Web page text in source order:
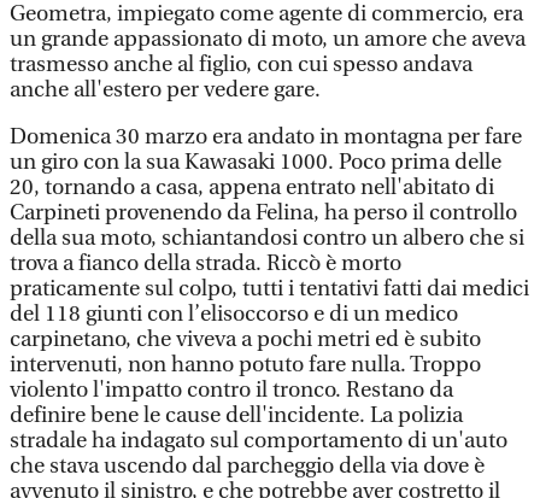
Geometra, impiegato come agente di commercio, era
un grande appassionato di moto, un amore che aveva
trasmesso anche al figlio, con cui spesso andava
anche all'estero per vedere gare.
Domenica 30 marzo era andato in montagna per fare
un giro con la sua Kawasaki 1000. Poco prima delle
20, tornando a casa, appena entrato nell'abitato di
Carpineti provenendo da Felina, ha perso il controllo
della sua moto, schiantandosi contro un albero che si
trova a fianco della strada. Riccò è morto
praticamente sul colpo, tutti i tentativi fatti dai medici
del 118 giunti con l’elisoccorso e di un medico
carpinetano, che viveva a pochi metri ed è subito
intervenuti, non hanno potuto fare nulla. Troppo
violento l'impatto contro il tronco. Restano da
definire bene le cause dell'incidente. La polizia
stradale ha indagato sul comportamento di un'auto
che stava uscendo dal parcheggio della via dove è
avvenuto il sinistro, e che potrebbe aver costretto il